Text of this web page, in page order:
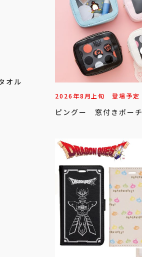
オル
2026年8月上旬 登場予定
ピングー 窓付きポーチ